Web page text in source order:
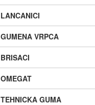
LANCANICI
GUMENA VRPCA
BRISACI
OMEGAT
TEHNICKA GUMA